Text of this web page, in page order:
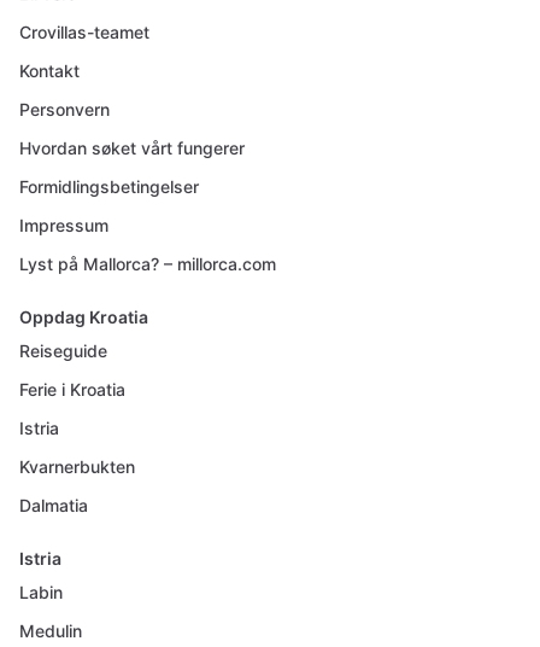
Crovillas-teamet
Kontakt
Personvern
Hvordan søket vårt fungerer
Formidlingsbetingelser
Impressum
Lyst på Mallorca? – millorca.com
Oppdag Kroatia
Reiseguide
Ferie i Kroatia
Istria
Kvarnerbukten
Dalmatia
Istria
Labin
Medulin